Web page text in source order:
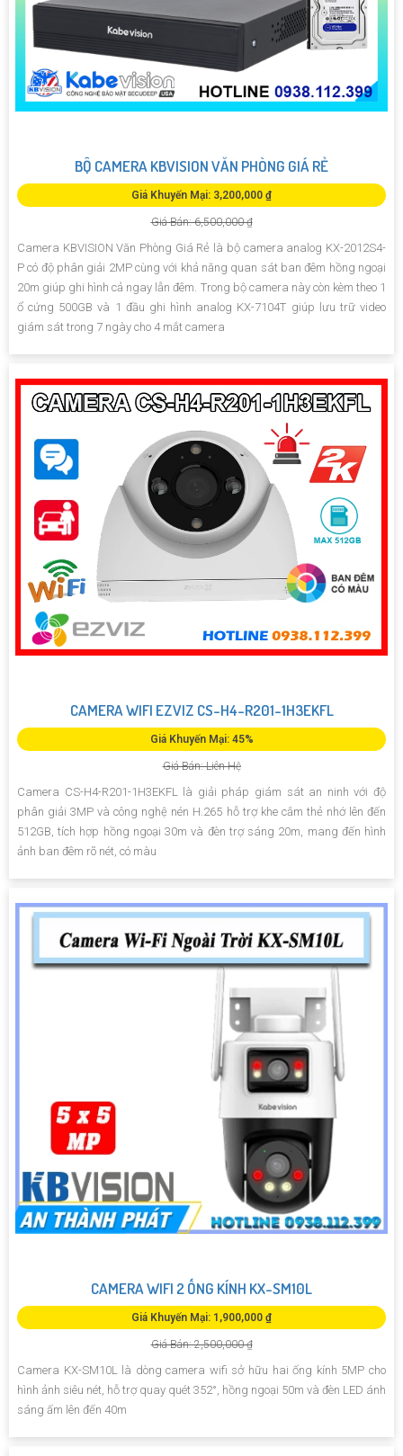
BỘ CAMERA KBVISION VĂN PHÒNG GIÁ RẺ
Giá Khuyến Mại: 3,200,000 ₫
Giá Bán: 6,500,000 ₫
Camera KBVISION Văn Phòng Giá Rẻ là bộ camera analog KX-2012S4-
P có độ phân giải 2MP cùng với khả năng quan sát ban đêm hồng ngoại
20m giúp ghi hình cả ngay lẫn đêm. Trong bộ camera này còn kèm theo 1
ổ cứng 500GB và 1 đầu ghi hình analog KX-7104T giúp lưu trữ video
giám sát trong 7 ngày cho 4 mắt camera
CAMERA WIFI EZVIZ CS-H4-R201-1H3EKFL
Giá Khuyến Mại: 45%
Giá Bán: Liên Hệ
Camera CS-H4-R201-1H3EKFL là giải pháp giám sát an ninh với độ
phân giải 3MP và công nghệ nén H.265 hỗ trợ khe cắm thẻ nhớ lên đến
512GB, tích hợp hồng ngoại 30m và đèn trợ sáng 20m, mang đến hình
ảnh ban đêm rõ nét, có màu
CAMERA WIFI 2 ỐNG KÍNH KX-SM10L
Giá Khuyến Mại: 1,900,000 ₫
Giá Bán: 2,500,000 ₫
Camera KX-SM10L là dòng camera wifi sở hữu hai ống kính 5MP cho
hình ảnh siêu nét, hỗ trợ quay quét 352°, hồng ngoại 50m và đèn LED ánh
sáng ấm lên đến 40m